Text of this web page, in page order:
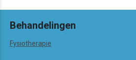
Behandelingen
Fysiotherapie